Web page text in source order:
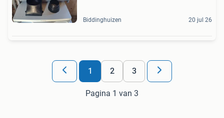
Biddinghuizen 20 jul 26
1 2 3
Pagina 1 van 3